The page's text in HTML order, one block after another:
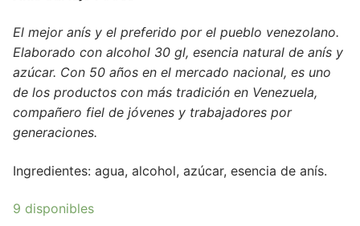
El mejor anís y el preferido por el pueblo venezolano.
Elaborado con alcohol 30 gl, esencia natural de anís y
azúcar. Con 50 años en el mercado nacional, es uno
de los productos con más tradición en Venezuela,
compañero fiel de jóvenes y trabajadores por
generaciones.
Ingredientes: agua, alcohol, azúcar, esencia de anís.
9 disponibles